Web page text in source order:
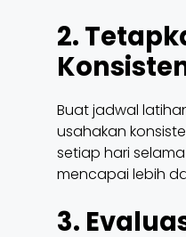
2.
Buat jadwal
usahakan
setiap hari
mencapai lebih
3.